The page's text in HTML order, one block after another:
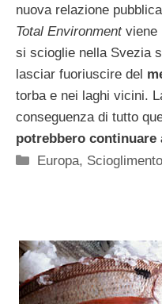
nuova relazione
Total Environmentviene
si scioglie nella Svezia
lasciar fuoriuscire del
torba e nei laghi vicini.
conseguenza di tutto
potrebbero continuare
Categorie
Europa,